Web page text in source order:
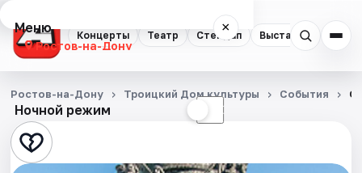
Концерты Театр Стендап Выставки
Меню ×
Ростов-на-Дону
Концерты
Театр
Стендап
Ночной режим ☾
Ростов-на-Дону Троицкий Дом культуры События